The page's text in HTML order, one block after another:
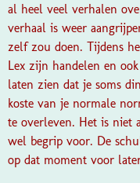
al heel veel verhalen
verhaal is weer
zelf zou doen. Tijdens
Lex zijn handelen en
laten zien dat je soms
koste van je normale
te overleven. Het is niet
wel begrip voor. De
op dat moment voor